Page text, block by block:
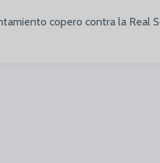
copero contra la Real